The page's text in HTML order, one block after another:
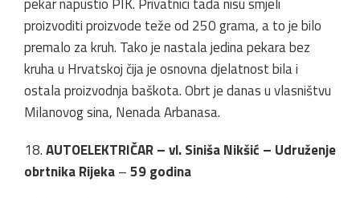
proizvoditi proizvode teže od 250 grama, a to je bilo
premalo za kruh. Tako je nastala jedina pekara bez
kruha u Hrvatskoj čija je osnovna djelatnost bila i
ostala proizvodnja baškota. Obrt je danas u vlasništvu
Milanovog sina, Nenada Arbanasa.
18.AUTOELEKTRIČAR – vl. Siniša Nikšić – Udruženje
obrtnika Rijeka–59 godina